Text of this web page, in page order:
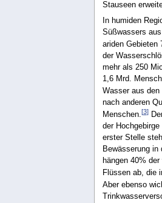
Stauseen
In humiden
Süßwassers
ariden Gebieten
der
mehr als 250
1,6 Mrd.
Wasser aus den
nach anderen
Menschen.[3]
der
erster Stelle
Bewässerung in
hängen 40%
Flüssen ab, die
Aber ebenso